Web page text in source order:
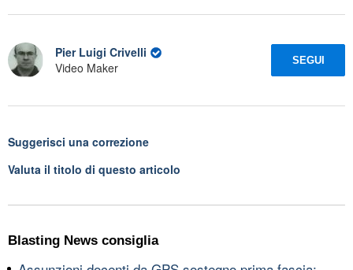
Pier Luigi Crivelli
Video Maker
SEGUI
Suggerisci una correzione
Valuta il titolo di questo articolo
Blasting News consiglia